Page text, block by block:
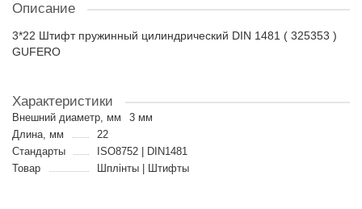
Описание
3*22 Штифт пружинный цилиндрический DIN 1481 ( 325353 )
GUFERO
Характеристики
Внешний диаметр, мм
3 мм
Длина, мм
22
Стандарты
ISO8752 | DIN1481
Товар
Шплінты | Штифты